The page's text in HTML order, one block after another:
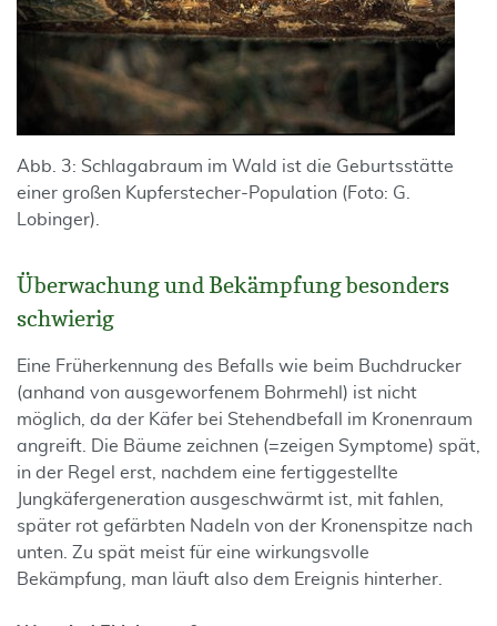
Abb. 3: Schlagabraum im Wald ist die Geburtsstätte
einer großen Kupferstecher-Population (Foto: G.
Lobinger).
Überwachung und Bekämpfung besonders
schwierig
Eine Früherkennung des Befalls wie beim Buchdrucker
(anhand von ausgeworfenem Bohrmehl) ist nicht
möglich, da der Käfer bei Stehendbefall im Kronenraum
angreift. Die Bäume zeichnen (=zeigen Symptome) spät,
in der Regel erst, nachdem eine fertiggestellte
Jungkäfergeneration ausgeschwärmt ist, mit fahlen,
später rot gefärbten Nadeln von der Kronenspitze nach
unten. Zu spät meist für eine wirkungsvolle
Bekämpfung, man läuft also dem Ereignis hinterher.